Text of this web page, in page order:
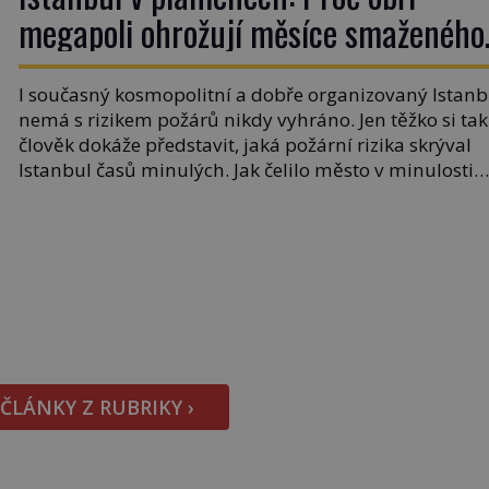
megapoli ohrožují měsíce smaženého
lilku?
I současný kosmopolitní a dobře organizovaný
nemá s rizikem požárů nikdy vyhráno. Jen těžko si tak
člověk dokáže představit, jaká požární rizika skrýval
Istanbul časů minulých. Jak čelilo město v minulosti
Z RUBRIKY ›